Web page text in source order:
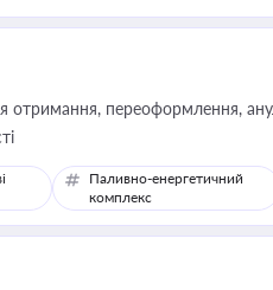
отримання, переоформлення,
Паливно-енергетичний
комплекс